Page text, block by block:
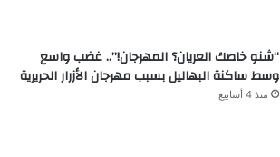
“شنو خاصك العريان؟ المهرجان!”.. غضب واسع
وسط ساكنة البهاليل بسبب مهرجان الأزرار الحريرية
منذ 4 أسابيع